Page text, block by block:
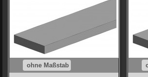
ohne Maßstab